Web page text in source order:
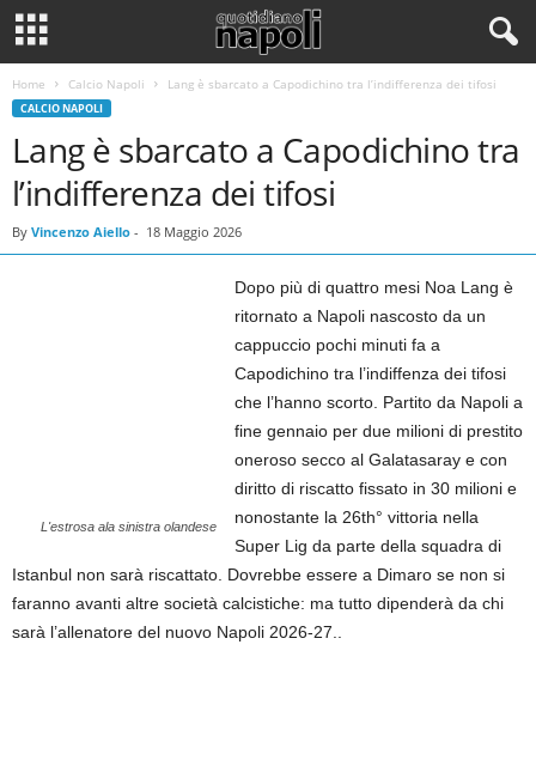
Home Calcio Napoli Lang è sbarcato a Capodichino tra l’indifferenza dei tifosi
CALCIO NAPOLI
Lang è sbarcato a Capodichino tra
l’indifferenza dei tifosi
By Vincenzo Aiello - 18 Maggio 2026
L'estrosa ala sinistra olandese
Dopo più di quattro mesi Noa Lang è
ritornato a Napoli nascosto da un
cappuccio pochi minuti fa a
Capodichino tra l’indiffenza dei tifosi
che l’hanno scorto. Partito da Napoli a
fine gennaio per due milioni di prestito
oneroso secco al Galatasaray e con
diritto di riscatto fissato in 30 milioni e
nonostante la 26th° vittoria nella
Super Lig da parte della squadra di
Istanbul non sarà riscattato. Dovrebbe essere a Dimaro se non si
faranno avanti altre società calcistiche: ma tutto dipenderà da chi
sarà l’allenatore del nuovo Napoli 2026-27..